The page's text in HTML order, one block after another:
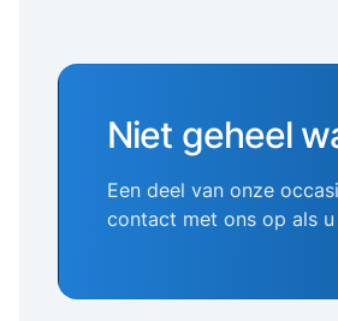
Niet geheel
Een deel van onze
contact met ons op als